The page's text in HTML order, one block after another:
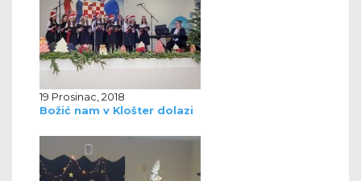
19 Prosinac, 2018
Božić nam v Klošter dolazi